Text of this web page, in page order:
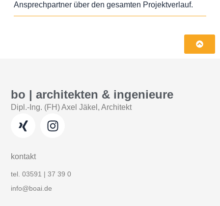
Ansprechpartner über den gesamten Projektverlauf.
bo | architekten & ingenieure
Dipl.-Ing. (FH) Axel Jäkel, Architekt
kontakt
tel. 03591 | 37 39 0
info@boai.de